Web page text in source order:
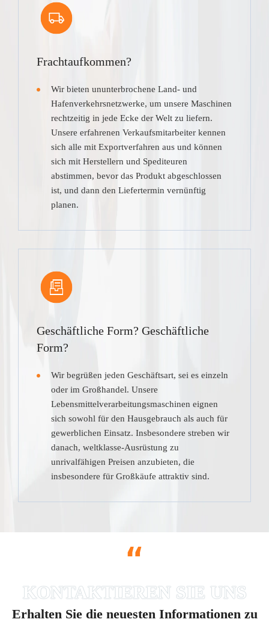
Frachtaufkommen?
Wir bieten ununterbrochene Land- und
Hafenverkehrsnetzwerke, um unsere Maschinen
rechtzeitig in jede Ecke der Welt zu liefern.
Unsere erfahrenen Verkaufsmitarbeiter kennen
sich alle mit Exportverfahren aus und können
sich mit Herstellern und Spediteuren
abstimmen, bevor das Produkt abgeschlossen
ist, und dann den Liefertermin vernünftig
planen.
Geschäftliche Form? Geschäftliche
Form?
Wir begrüßen jeden Geschäftsart, sei es einzeln
oder im Großhandel. Unsere
Lebensmittelverarbeitungsmaschinen eignen
sich sowohl für den Hausgebrauch als auch für
gewerblichen Einsatz. Insbesondere streben wir
danach, weltklasse-Ausrüstung zu
unrivalfähigen Preisen anzubieten, die
insbesondere für Großkäufe attraktiv sind.
“
Erhalten Sie die neuesten Informationen zu